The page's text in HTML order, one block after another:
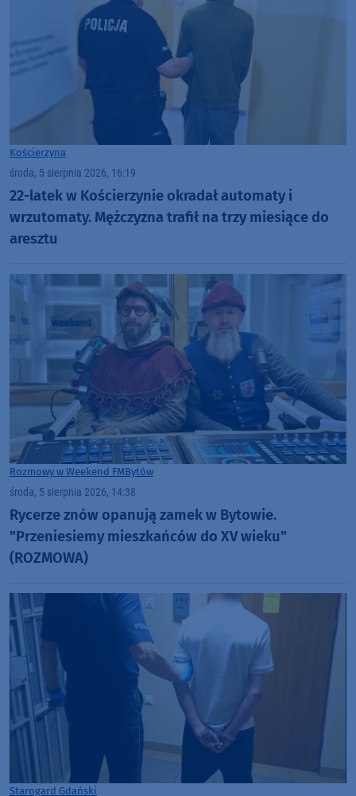
Kościerzyna
środa, 5 sierpnia 2026, 16:19
22-latek w Kościerzynie okradał automaty i
wrzutomaty. Mężczyzna trafił na trzy miesiące do
aresztu
Rozmowy w Weekend FMBytów
środa, 5 sierpnia 2026, 14:38
Rycerze znów opanują zamek w Bytowie.
"Przeniesiemy mieszkańców do XV wieku"
(ROZMOWA)
Starogard Gdański